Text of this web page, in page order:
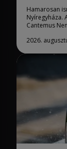
Hamarosan
Nyíregyháza.
Cantemus
2026.